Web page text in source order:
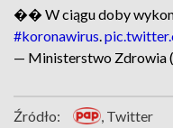
�� W ciągu doby
#koronawirus.
— Ministerstwo Zdrowia
Źródło: , Twitter